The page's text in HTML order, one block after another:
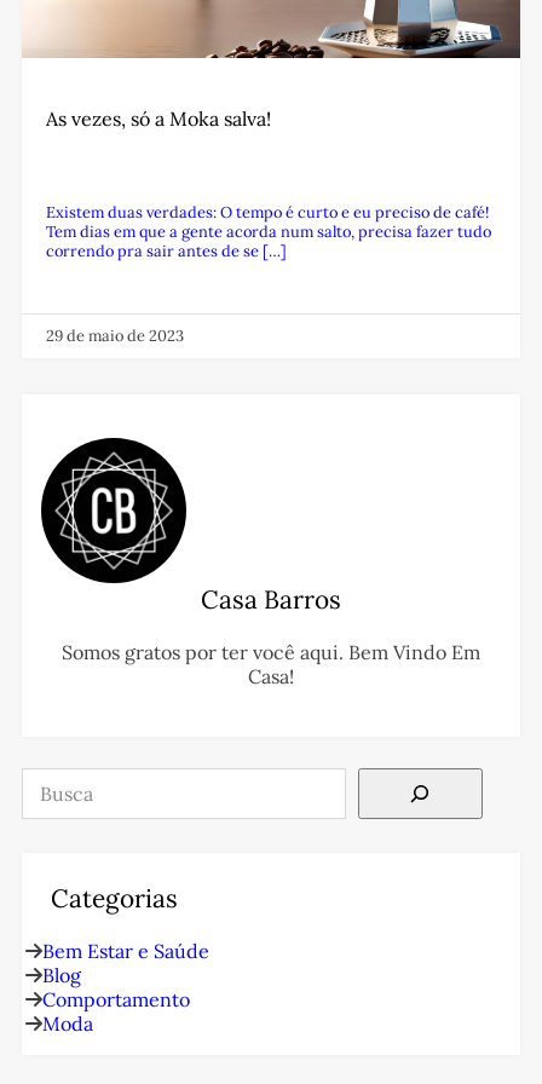
As vezes, só a Moka salva!
Existem duas verdades: O tempo é curto e eu preciso de café!
Tem dias em que a gente acorda num salto, precisa fazer tudo
correndo pra sair antes de se […]
29 de maio de 2023
Casa Barros
Somos gratos por ter você aqui. Bem Vindo Em
Casa!
Pesquisar
Categorias
Bem Estar e Saúde
Blog
Comportamento
Moda